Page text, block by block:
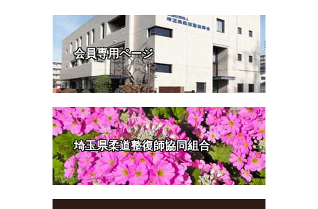
会員専用ページ
埼玉県柔道整復師協同組合